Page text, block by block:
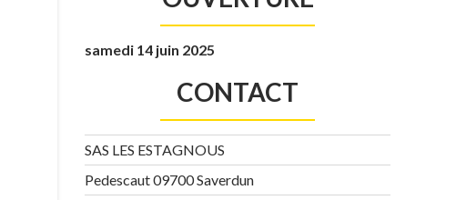
samedi 14 juin 2025
CONTACT
SAS LES ESTAGNOUS
Pedescaut 09700 Saverdun